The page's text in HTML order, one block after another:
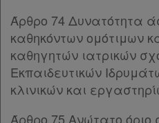
Άρθρο 74 Δυνατότητα
καθηκόντων ομότιμων
καθηγητών ιατρικών
Εκπαιδευτικών
κλινικών και
Άρθρο 75 Aνώτατο